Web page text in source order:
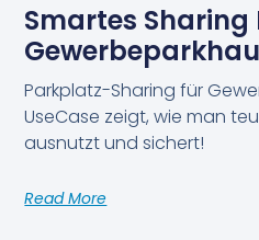
Smartes Sharing
Parkplatz-Sharing für
UseCase zeigt, wie man
ausnutzt und sichert!
Read More